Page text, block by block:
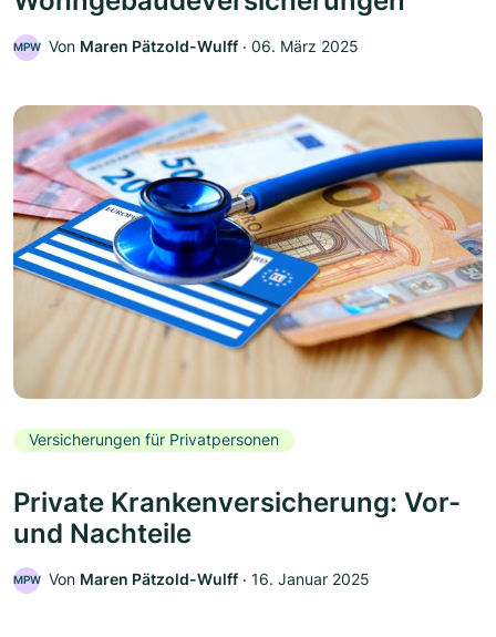
MPW Von Maren Pätzold-Wulff ‧ 06. März 2025
Versicherungen für Privatpersonen
Private Krankenversicherung: Vor-
und Nachteile
MPW Von Maren Pätzold-Wulff ‧ 16. Januar 2025